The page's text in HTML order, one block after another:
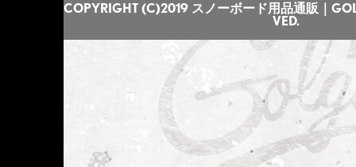
COPYRIGHT (C)2019 スノーボード用品通販｜
VED.